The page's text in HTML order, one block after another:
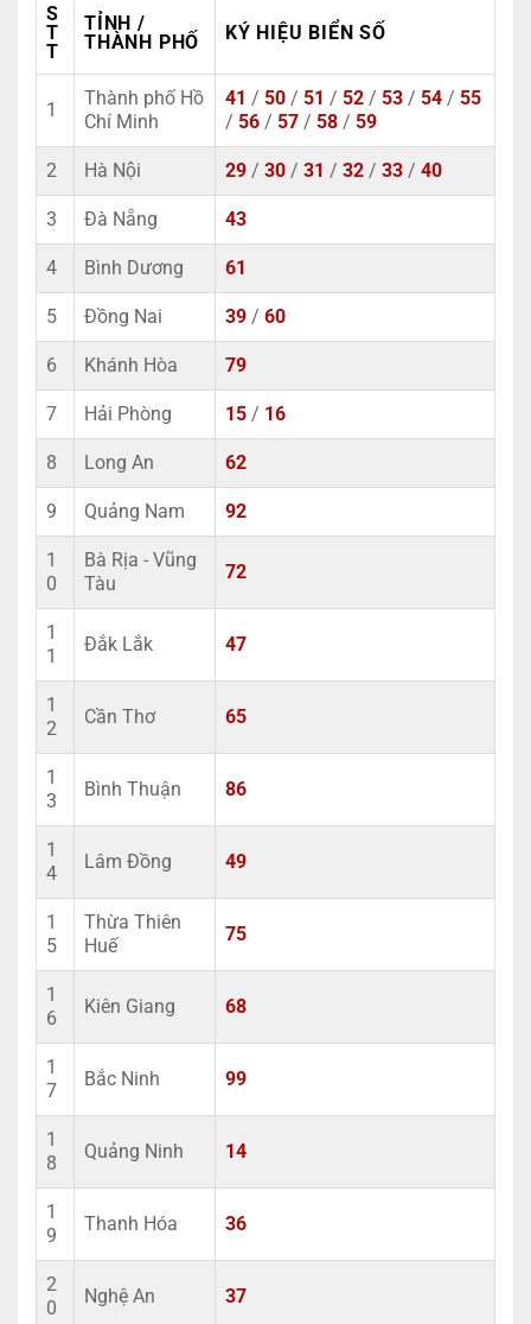
S
T
T
TỈNH /
THÀNH PHỐ
KÝ HIỆU BIỂN SỐ
1
Thành phố Hồ
Chí Minh
41 / 50 / 51 / 52 / 53 / 54 / 55
/ 56 / 57 / 58 / 59
2 Hà Nội 29 / 30 / 31 / 32 / 33 / 40
3 Đà Nẵng 43
4 Bình Dương 61
5 Đồng Nai 39 / 60
6 Khánh Hòa 79
7 Hải Phòng 15 / 16
8 Long An 62
9 Quảng Nam 92
1
0
Bà Rịa - Vũng
Tàu
72
1
1
Đắk Lắk 47
1
2
Cần Thơ 65
1
3
Bình Thuận 86
1
4
Lâm Đồng 49
1
5
Thừa Thiên
Huế
75
1
6
Kiên Giang 68
1
7
Bắc Ninh 99
1
8
Quảng Ninh 14
1
9
Thanh Hóa 36
2
0
Nghệ An 37